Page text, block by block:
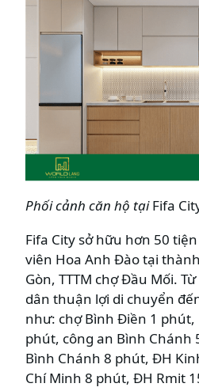
Phối cảnh căn hộ tạiFifa
Fifa City sở hữu hơn 50
viên Hoa Anh Đào tại
Gòn, TTTM chợ Đầu Mối.
dân thuận lợi di chuyển
như: chợ Bình Điền 1 phút,
phút, công an Bình Chánh
Bình Chánh 8 phút, ĐH
Chí Minh 8 phút, ĐH Rmit